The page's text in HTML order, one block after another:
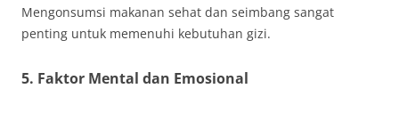
Mengonsumsi makanan sehat dan seimbang sangat
penting untuk memenuhi kebutuhan gizi.
5. Faktor Mental dan Emosional